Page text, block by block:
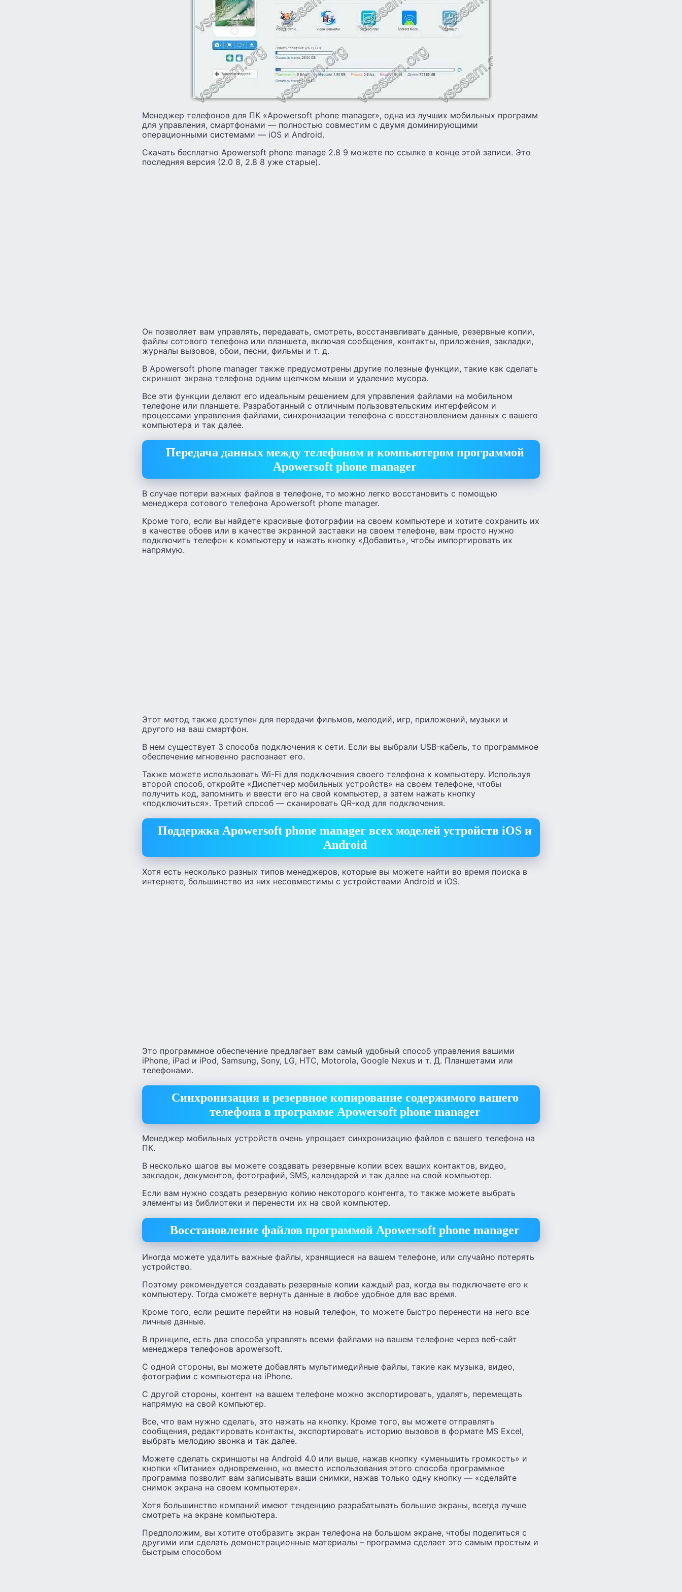
Менеджер телефонов для ПК «Apowersoft phone manager», одна из лучших мобильных программ
для управления, смартфонами — полностью совместим с двумя доминирующими
операционными системами — iOS и Android.
Скачать бесплатно Apowersoft phone manage 2.8 9 можете по ссылке в конце этой записи. Это
последняя версия (2.0 8, 2.8 8 уже старые).
Он позволяет вам управлять, передавать, смотреть, восстанавливать данные, резервные копии,
файлы сотового телефона или планшета, включая сообщения, контакты, приложения, закладки,
журналы вызовов, обои, песни, фильмы и т. д.
В Apowersoft phone manager также предусмотрены другие полезные функции, такие как сделать
скриншот экрана телефона одним щелчком мыши и удаление мусора.
Все эти функции делают его идеальным решением для управления файлами на мобильном
телефоне или планшете. Разработанный с отличным пользовательским интерфейсом и
процессами управления файлами, синхронизации телефона с восстановлением данных с вашего
компьютера и так далее.
Передача данных между телефоном и компьютером программой
Apowersoft phone manager
В случае потери важных файлов в телефоне, то можно легко восстановить с помощью
менеджера сотового телефона Apowersoft phone manager.
Кроме того, если вы найдете красивые фотографии на своем компьютере и хотите сохранить их
в качестве обоев или в качестве экранной заставки на своем телефоне, вам просто нужно
подключить телефон к компьютеру и нажать кнопку «Добавить», чтобы импортировать их
напрямую.
Этот метод также доступен для передачи фильмов, мелодий, игр, приложений, музыки и
другого на ваш смартфон.
В нем существует 3 способа подключения к сети. Если вы выбрали USB-кабель, то программное
обеспечение мгновенно распознает его.
Также можете использовать Wi-Fi для подключения своего телефона к компьютеру. Используя
второй способ, откройте «Диспетчер мобильных устройств» на своем телефоне, чтобы
получить код, запомнить и ввести его на свой компьютер, а затем нажать кнопку
«подключиться». Третий способ — сканировать QR-код для подключения.
Поддержка Apowersoft phone manager всех моделей устройств iOS и
Android
Хотя есть несколько разных типов менеджеров, которые вы можете найти во время поиска в
интернете, большинство из них несовместимы с устройствами Android и iOS.
Это программное обеспечение предлагает вам самый удобный способ управления вашими
iPhone, iPad и iPod, Samsung, Sony, LG, HTC, Motorola, Google Nexus и т. Д. Планшетами или
телефонами.
Синхронизация и резервное копирование содержимого вашего
телефона в программе Apowersoft phone manager
Менеджер мобильных устройств очень упрощает синхронизацию файлов с вашего телефона на
ПК.
В несколько шагов вы можете создавать резервные копии всех ваших контактов, видео,
закладок, документов, фотографий, SMS, календарей и так далее на свой компьютер.
Если вам нужно создать резервную копию некоторого контента, то также можете выбрать
элементы из библиотеки и перенести их на свой компьютер.
Восстановление файлов программой Apowersoft phone manager
Иногда можете удалить важные файлы, хранящиеся на вашем телефоне, или случайно потерять
устройство.
Поэтому рекомендуется создавать резервные копии каждый раз, когда вы подключаете его к
компьютеру. Тогда сможете вернуть данные в любое удобное для вас время.
Кроме того, если решите перейти на новый телефон, то можете быстро перенести на него все
личные данные.
В принципе, есть два способа управлять всеми файлами на вашем телефоне через веб-сайт
менеджера телефонов apowersoft.
С одной стороны, вы можете добавлять мультимедийные файлы, такие как музыка, видео,
фотографии с компьютера на iPhone.
С другой стороны, контент на вашем телефоне можно экспортировать, удалять, перемещать
напрямую на свой компьютер.
Все, что вам нужно сделать, это нажать на кнопку. Кроме того, вы можете отправлять
сообщения, редактировать контакты, экспортировать историю вызовов в формате MS Excel,
выбрать мелодию звонка и так далее.
Можете сделать скриншоты на Android 4.0 или выше, нажав кнопку «уменьшить громкость» и
кнопки «Питание» одновременно, но вместо использования этого способа программное
программа позволит вам записывать ваши снимки, нажав только одну кнопку — «сделайте
снимок экрана на своем компьютере».
Хотя большинство компаний имеют тенденцию разрабатывать большие экраны, всегда лучше
смотреть на экране компьютера.
Предположим, вы хотите отобразить экран телефона на большом экране, чтобы поделиться с
другими или сделать демонстрационные материалы – программа сделает это самым простым и
быстрым способом